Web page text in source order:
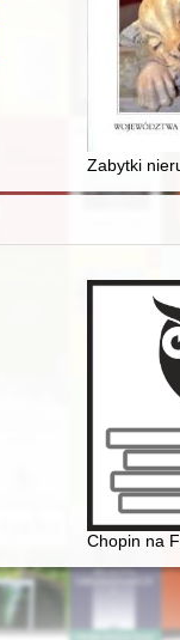
ziemieZabytki
Kwiatkowski (1809-
Chopin na